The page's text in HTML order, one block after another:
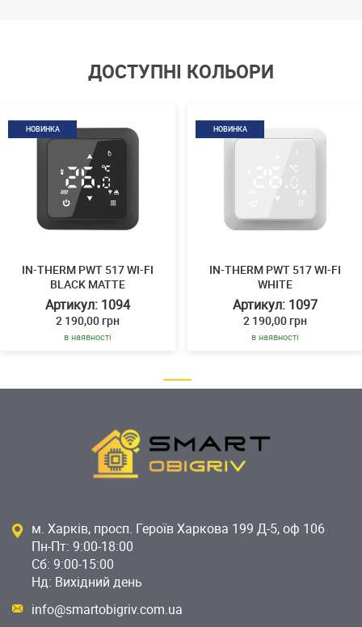
ДОСТУПНІ КОЛЬОРИ
НОВИНКА
IN-THERM PWT 517 WI-FI
BLACK MATTE
Артикул: 1094
2 190,00 грн
в наявності
НОВИНКА
IN-THERM PWT 517 WI-FI
WHITE
Артикул: 1097
2 190,00 грн
в наявності
м. Харків, просп. Героїв Харкова 199 Д-5, оф 106
Пн-Пт: 9:00-18:00
Сб: 9:00-15:00
Нд: Вихідний день
info@smartobigriv.com.ua